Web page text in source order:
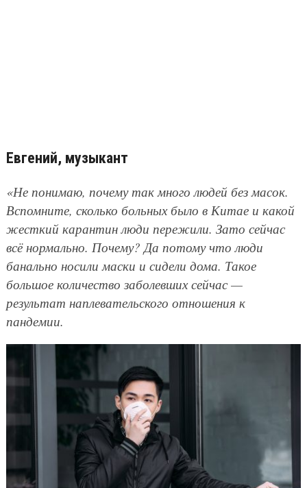
Евгений, музыкант
«Не понимаю, почему так много людей без масок.
Вспомните, сколько больных было в Китае и какой
жесткий карантин люди пережили. Зато сейчас
всё нормально. Почему? Да потому что люди
банально носили маски и сидели дома. Такое
большое количество заболевших сейчас —
результат наплевательского отношения к
пандемии.